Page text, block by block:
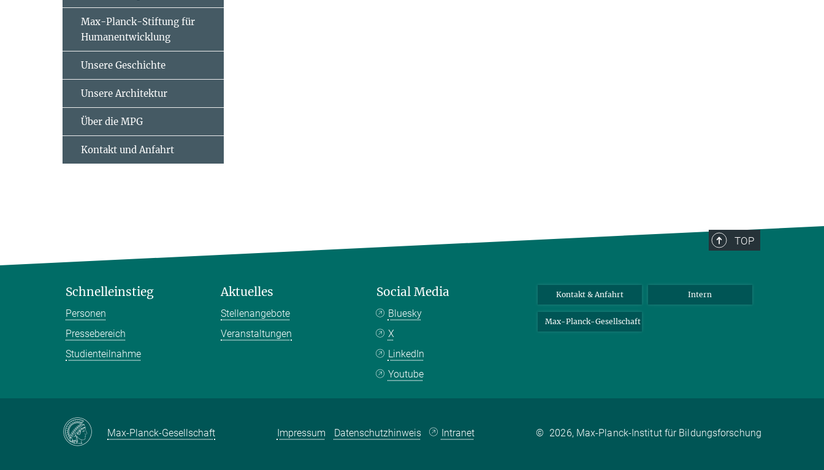
Max-Planck-Stiftung für
Humanentwicklung
Unsere Geschichte
Unsere Architektur
Über die MPG
Kontakt und Anfahrt
TOP
Schnelleinstieg
Personen
Pressebereich
Studienteilnahme
Aktuelles
Stellenangebote
Veranstaltungen
Social Media
Bluesky
X
LinkedIn
Youtube
Kontakt & Anfahrt Intern
Max-Planck-Gesellschaft
Max-Planck-Gesellschaft Impressum Datenschutzhinweis Intranet © 2026, Max-Planck-Institut für Bildungsforschung